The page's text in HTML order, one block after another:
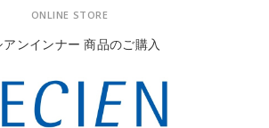
ONLINE STORE
アンインナー 商品のご購入